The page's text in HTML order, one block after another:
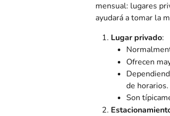
mensual: lugares
ayudará a tomar la
Lugar privado:
Ofrecen
de horarios.
Son